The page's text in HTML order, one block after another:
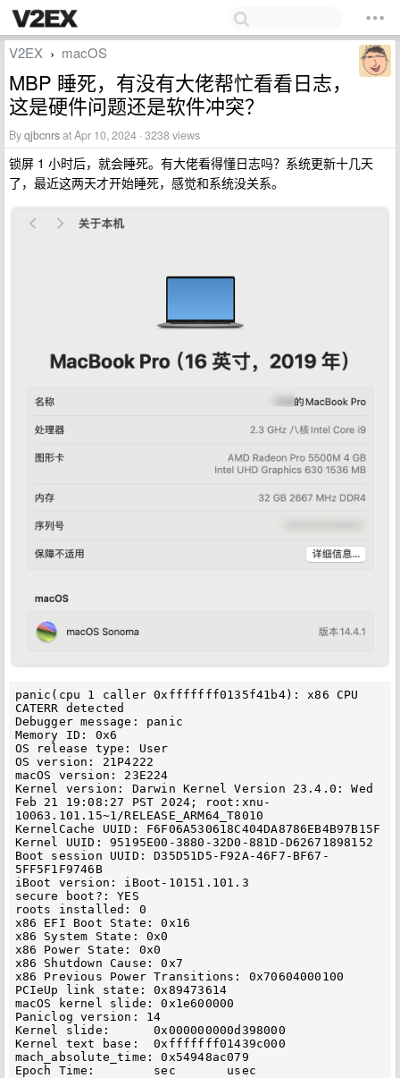
V2EX › macOS
MBP 睡死，有没有大佬帮忙看看日志，
这是硬件问题还是软件冲突？
Byqjbcnrsat Apr 10, 2024 · 3238 views
锁屏 1 小时后，就会睡死。有大佬看得懂日志吗？系统更新十几天
了，最近这两天才开始睡死，感觉和系统没关系。
panic(cpu 1 caller 0xfffffff0135f41b4): x86 CPU
CATERR detected
Debugger message: panic
Memory ID: 0x6
OS release type: User
OS version: 21P4222
macOS version: 23E224
Kernel version: Darwin Kernel Version 23.4.0: Wed
Feb 21 19:08:27 PST 2024; root:xnu-
10063.101.15~1/RELEASE_ARM64_T8010
KernelCache UUID: F6F06A530618C404DA8786EB4B97B15F
Kernel UUID: 95195E00-3880-32D0-881D-D62671898152
Boot session UUID: D35D51D5-F92A-46F7-BF67-
5FF5F1F9746B
iBoot version: iBoot-10151.101.3
secure boot?: YES
roots installed: 0
x86 EFI Boot State: 0x16
x86 System State: 0x0
x86 Power State: 0x0
x86 Shutdown Cause: 0x7
x86 Previous Power Transitions: 0x70604000100
PCIeUp link state: 0x89473614
macOS kernel slide: 0x1e600000
Paniclog version: 14
Kernel slide:      0x000000000d398000
Kernel text base:  0xfffffff01439c000
mach_absolute_time: 0x54948ac079
Epoch Time:        sec       usec